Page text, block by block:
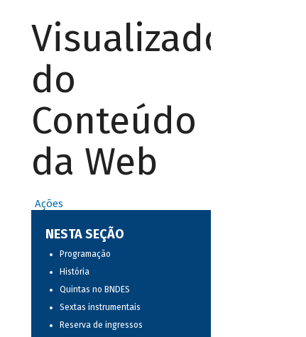
Visualizador
do
Conteúdo
da Web
Ações
NESTA SEÇÃO
Programação
História
Quintas no BNDES
Sextas instrumentais
Reserva de ingressos